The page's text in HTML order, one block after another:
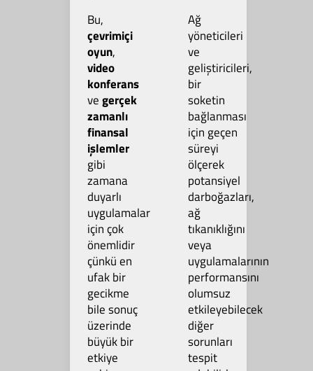
Bu,
çevrimiçi
oyun,
video
konferans
vegerçek
zamanlı
finansal
işlemler
gibi
zamana
duyarlı
uygulamalar
için çok
önemlidir
çünkü en
ufak bir
gecikme
bile sonuç
üzerinde
büyük bir
etkiye
Ağ
yöneticileri
ve
geliştiricileri,
bir
soketin
bağlanması
için geçen
süreyi
ölçerek
potansiyel
darboğazları,
ağ
tıkanıklığını
veya
uygulamalarının
performansını
olumsuz
etkileyebilecek
diğer
sorunları
tespit